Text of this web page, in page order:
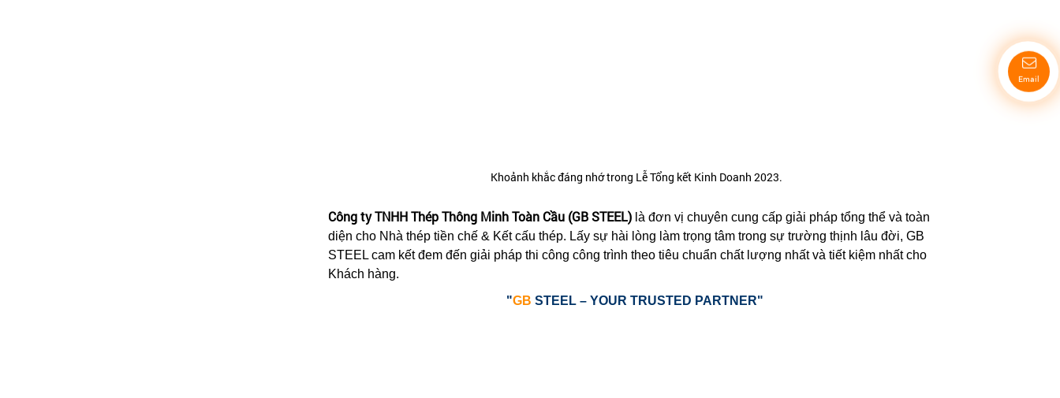
Khoảnh khắc đáng nhớ trong Lễ Tổng kết Kinh Doanh 2023.
Công ty TNHH Thép Thông Minh Toàn Cầu (GB STEEL) là đơn vị chuyên cung cấp giải pháp tổng thể và toàn
diện cho Nhà thép tiền chế & Kết cấu thép. Lấy sự hài lòng làm trọng tâm trong sự trường thịnh lâu đời, GB
STEEL cam kết đem đến giải pháp thi công công trình theo tiêu chuẩn chất lượng nhất và tiết kiệm nhất cho
Khách hàng.
"GB STEEL – YOUR TRUSTED PARTNER"
Email